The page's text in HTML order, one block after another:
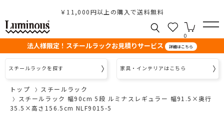
￥11,000円以上の購入で送料無料
0
法人様限定！スチールラックお見積りサービス 詳細はこちら
スチールラックを探す 家具・インテリアはこちら
トップ
スチールラック
スチールラック 幅90cm 5段 ルミナスレギュラー 幅91.5×奥行
35.5×高さ156.5cm NLF9015-5